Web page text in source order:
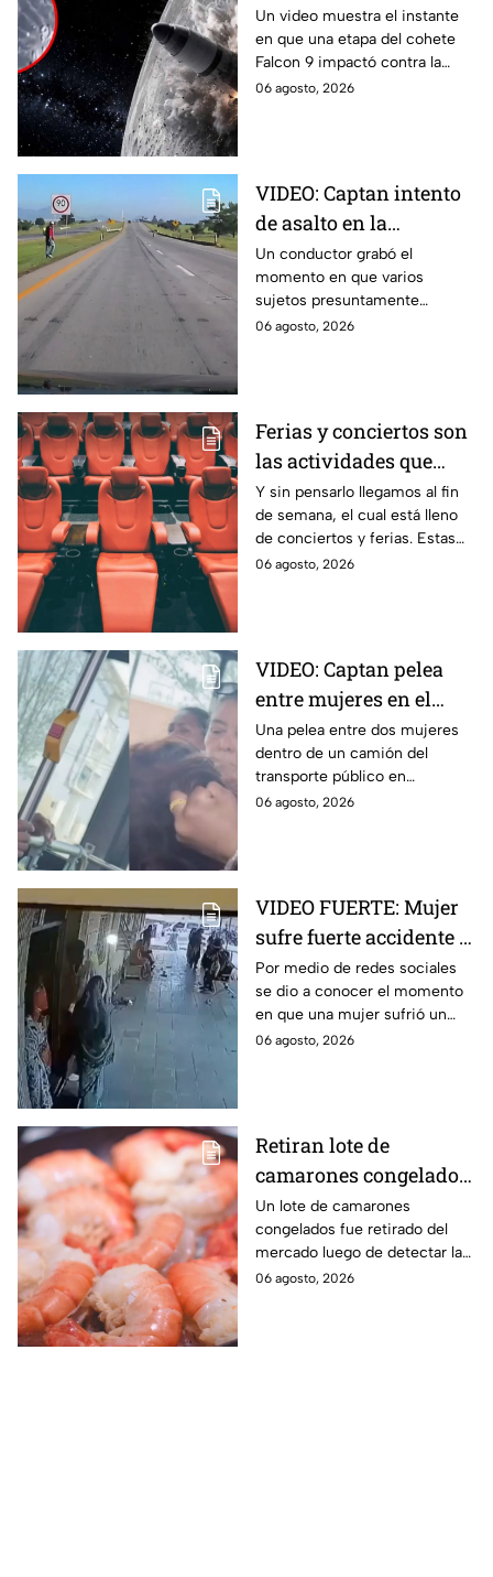
impacto de cohete
contra la Luna; así
reaccionó
Un video muestra el instante
en que una etapa del cohete
Falcon 9 impactó contra la
luna, levantando una enorme
06 agosto, 2026
VIDEO: Captan intento
de asalto en la
autopista Arco Norte;
delincuentes arrojaron
piedras y llantas
Un conductor grabó el
momento en que varios
sujetos presuntamente
intentaron cometer un asalto
06 agosto, 2026
Ferias y conciertos son
las actividades que
habrá en Puebla del 7 al
9 de agosto
Y sin pensarlo llegamos al fin
de semana, el cual está lleno
de conciertos y ferias. Estas
son las actividades que habrá
06 agosto, 2026
VIDEO: Captan pelea
entre mujeres en el
transporte público; así
se desgreñaron en
Monterrey
Una pelea entre dos mujeres
dentro de un camión del
transporte público en
Monterrey, Nuevo León, quedó
06 agosto, 2026
VIDEO FUERTE: Mujer
sufre fuerte accidente a
los pocos segundos de
haber salido del
hospital
Por medio de redes sociales
se dio a conocer el momento
en que una mujer sufrió un
fuerte accidente a los pocos
06 agosto, 2026
Retiran lote de
camarones congelados
por riesgo sanitario;
detectan salmonella en
España
Un lote de camarones
congelados fue retirado del
mercado luego de detectar la
presencia de salmonella, una
06 agosto, 2026